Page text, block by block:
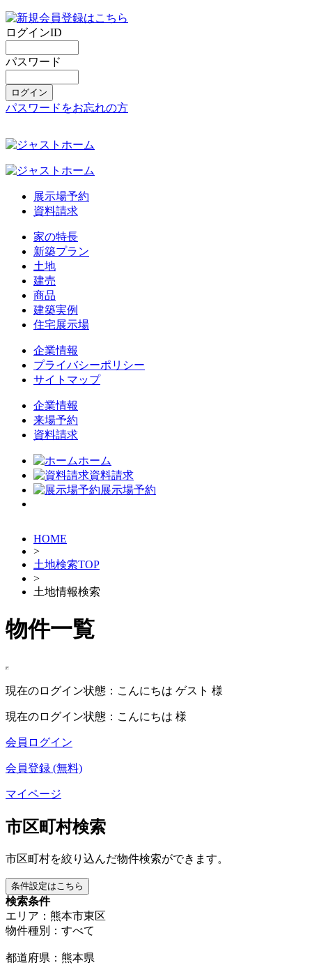
ログインID
パスワード
パスワードをお忘れの方
展示場予約
資料請求
家の特長
新築プラン
土地
建売
商品
建築実例
住宅展示場
企業情報
プライバシーポリシー
サイトマップ
企業情報
来場予約
資料請求
ホーム
資料請求
展示場予約
HOME
>
土地検索TOP
>
土地情報検索
物件一覧
現在のログイン状態：こんにちは ゲスト 様
現在のログイン状態：こんにちは 様
会員ログイン
会員登録 (無料)
マイページ
市区町村検索
市区町村を絞り込んだ物件検索ができます。
条件設定はこちら
検索条件
エリア：熊本市東区
物件種別：すべて
都道府県：熊本県